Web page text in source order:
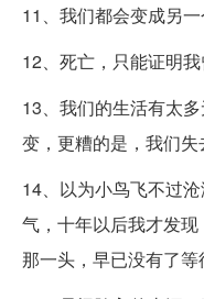
11、我们都会变成另
12、死亡，只能证明我
13、我们的生活有太
变，更糟的是，我们失
14、以为小鸟飞不过
气，十年以后我才发
那一头，早已没有了等